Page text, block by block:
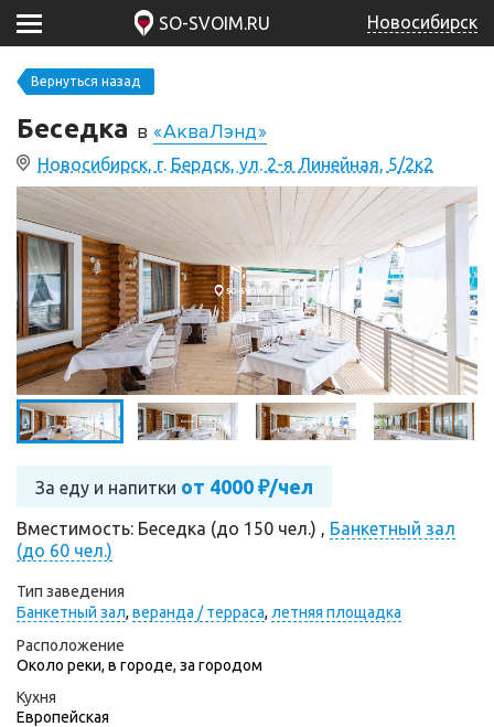
SO-SVOIM.RU Новосибирск
Вернуться назад
Беседка в«АкваЛэнд»
Новосибирск, г. Бердск, ул. 2-я Линейная, 5/2к2
За еду и напитки от 4000 ₽/чел
Вместимость: Беседка (до 150 чел.) , Банкетный зал
(до 60 чел.)
Тип заведения
Банкетный зал, веранда / терраса, летняя площадка
Расположение
Около реки, в городе, за городом
Кухня
Европейская